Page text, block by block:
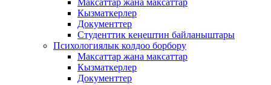
Максаттар жана максаттар
Кызматкерлер
Документтер
Студенттик кеңештин байланыштары
Психологиялык колдоо борбору
Максаттар жана максаттар
Кызматкерлер
Документтер